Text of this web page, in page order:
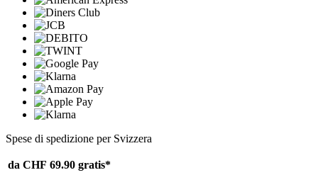
Spese di spedizione per Svizzera
da CHF 69.90 gratis*